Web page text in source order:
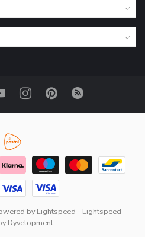
by Lightspeed - Lightspeed
Dyvelopment